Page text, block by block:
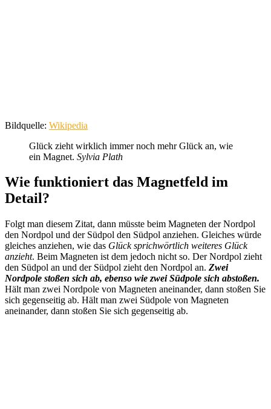
Bildquelle: Wikipedia
Glück zieht wirklich immer noch mehr Glück an, wie
ein Magnet. Sylvia Plath
Wie funktioniert das Magnetfeld im
Detail?
Folgt man diesem Zitat, dann müsste beim Magneten der Nordpol
den Nordpol und der Südpol den Südpol anziehen. Gleiches würde
gleiches anziehen, wie das Glück sprichwörtlich weiteres Glück
anzieht. Beim Magneten ist dem jedoch nicht so. Der Nordpol zieht
den Südpol an und der Südpol zieht den Nordpol an. Zwei
Nordpole stoßen sich ab, ebenso wie zwei Südpole sich abstoßen.
Hält man zwei Nordpole von Magneten aneinander, dann stoßen Sie
sich gegenseitig ab. Hält man zwei Südpole von Magneten
aneinander, dann stoßen Sie sich gegenseitig ab.